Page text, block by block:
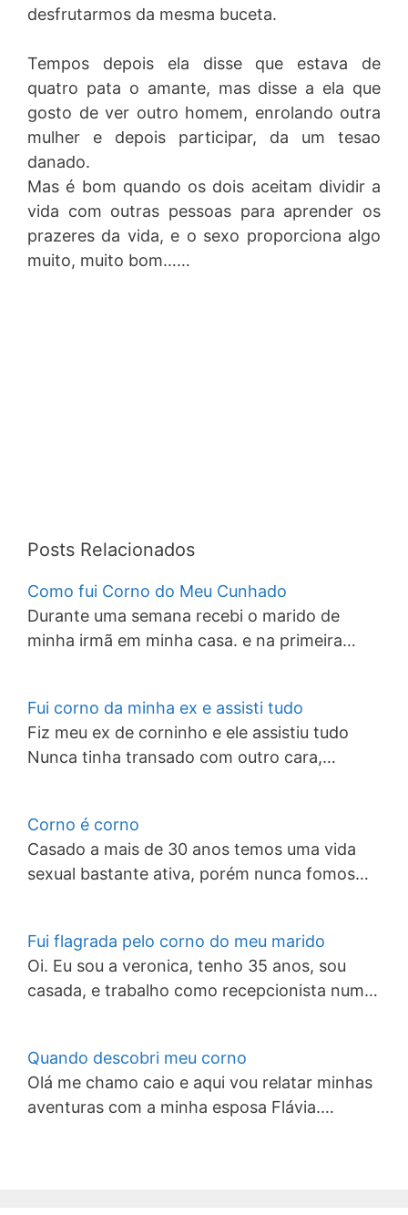
desfrutarmos da mesma buceta.
Tempos depois ela disse que estava de
quatro pata o amante, mas disse a ela que
gosto de ver outro homem, enrolando outra
mulher e depois participar, da um tesao
danado.
Mas é bom quando os dois aceitam dividir a
vida com outras pessoas para aprender os
prazeres da vida, e o sexo proporciona algo
muito, muito bom……
Posts Relacionados
Como fui Corno do Meu Cunhado
Durante uma semana recebi o marido de
minha irmã em minha casa. e na primeira…
Fui corno da minha ex e assisti tudo
Fiz meu ex de corninho e ele assistiu tudo
Nunca tinha transado com outro cara,…
Corno é corno
Casado a mais de 30 anos temos uma vida
sexual bastante ativa, porém nunca fomos…
Fui flagrada pelo corno do meu marido
Oi. Eu sou a veronica, tenho 35 anos, sou
casada, e trabalho como recepcionista num…
Quando descobri meu corno
Olá me chamo caio e aqui vou relatar minhas
aventuras com a minha esposa Flávia.…